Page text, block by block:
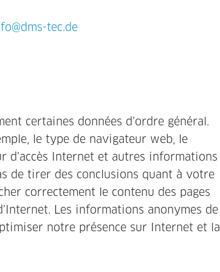
tec.de
certaines données d’ordre général.
le type de navigateur web, le
d’accès Internet et autres informations
de tirer des conclusions quant à votre
correctement le contenu des pages
Les informations anonymes de
notre présence sur Internet et la